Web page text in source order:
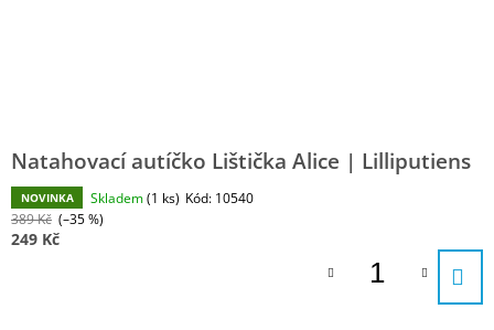
Natahovací autíčko Lištička Alice | Lilliputiens
NOVINKA Skladem(1 ks) Kód: 10540
389 Kč (–35 %)
249 Kč